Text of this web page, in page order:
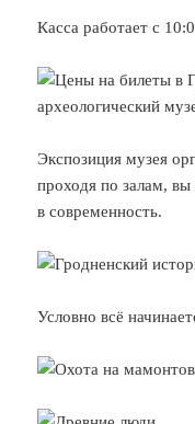
Касса работает с
Экспозиция музея
проходя по залам,
в современность.
Условно всё